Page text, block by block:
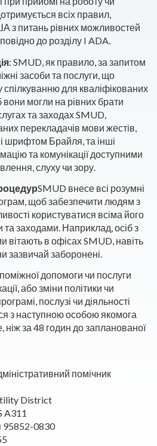
всіх правил,
з питань рівних можливостей
до розділу I ADA.
: SMUD, як правило, за запитом
засоби та послуги, що
для кваліфікованих
вони могли на рівних брати
та заходах SMUD,
перекладачів мови жестів,
шрифтом Брайля, та інші
та комунікації доступними
слуху чи зору.
SMUD внесе всі розумні
щоб забезпечити людям з
користуватися всіма його
заходами. Наприклад, осіб з
в офісах SMUD, навіть
зазвичай заборонені.
допомоги чи послуги
або зміни політики чи
послузі чи діяльності
з наступною особою якомога
за 48 годин до запланованої
помічник
District
A311
95852-0830